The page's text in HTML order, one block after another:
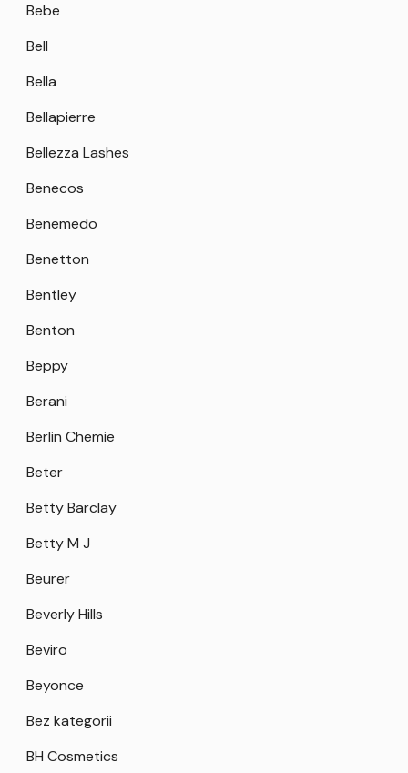
Bebe
Bell
Bella
Bellapierre
Bellezza Lashes
Benecos
Benemedo
Benetton
Bentley
Benton
Beppy
Berani
Berlin Chemie
Beter
Betty Barclay
Betty M J
Beurer
Beverly Hills
Beviro
Beyonce
Bez kategorii
BH Cosmetics